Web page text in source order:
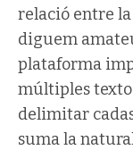
relació entre
diguem
plataforma
múltiples
delimitar
suma la